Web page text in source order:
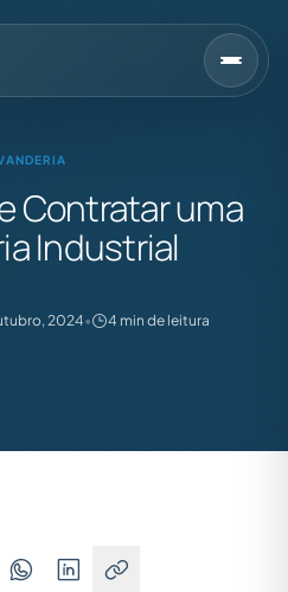
Contratar uma
Industrial
2024• 4 min de leitura